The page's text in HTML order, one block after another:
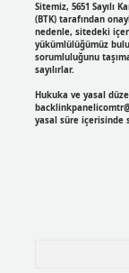
Sitemiz, 5651 Sayılı
(BTK) tarafından
nedenle, sitedeki
yükümlülüğümüz
sorumluluğunu
sayılırlar.
Hukuka ve yasal
yasal süre içerisinde